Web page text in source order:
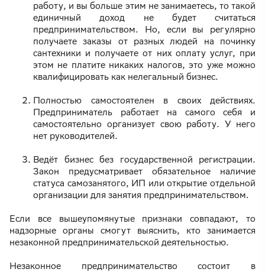
работу, и вы больше этим не занимаетесь, то такой
единичный доход не будет считаться
предпринимательством. Но, если вы регулярно
получаете заказы от разных людей на починку
сантехники и получаете от них оплату услуг, при
этом не платите никаких налогов, это уже можно
квалифицировать как нелегальный бизнес.
Полностью самостоятелен в своих действиях.
Предприниматель работает на самого себя и
самостоятельно организует свою работу. У него
нет руководителей.
Ведёт бизнес без государственной регистрации.
Закон предусматривает обязательное наличие
статуса самозанятого, ИП или открытие отдельной
организации для занятия предпринимательством.
Если все вышеупомянутые признаки совпадают, то
надзорные органы смогут выяснить, кто занимается
незаконной предпринимательской деятельностью.
Незаконное предпринимательство состоит в